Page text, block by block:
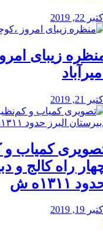
اکتبر 22, 2019
زیبای
امیرآباد
اکتبر 21, 2019
کمیاب و
راه كالج و
۱۳۱۱ه ش
اکتبر 19, 2019